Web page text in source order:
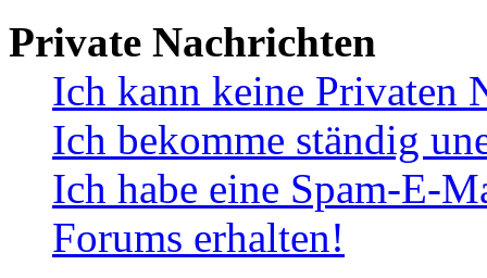
Private Nachrichten
Ich kann keine Privaten
Ich bekomme ständig
Ich habe eine Spam-E-
Forums erhalten!